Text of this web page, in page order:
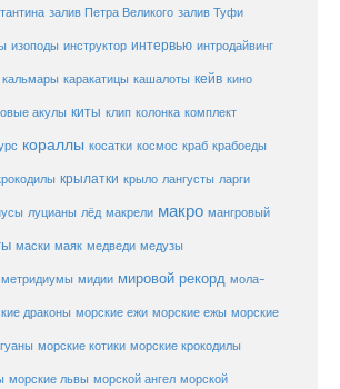
залив Петра Великого залив Туфи
изоподы инструктор интервью интродайвинг
кальмары каракатицы кашалоты кейв кино
акулы киты клип колонка комплект
кораллы косатки космос краб крабоеды
крылатки крыло лангусты ларги
луцианы лёд макрели макро мангровый
маски маяк медведи медузы
метридиумы мидии мировой рекорд мола-
драконы морские ежи морские ежы морские
морские котики морские крокодилы
морские львы морской ангел морской